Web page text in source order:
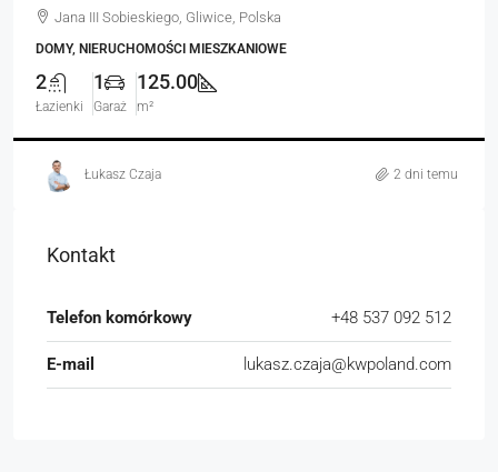
Jana III Sobieskiego, Gliwice, Polska
DOMY, NIERUCHOMOŚCI MIESZKANIOWE
2
Łazienki
1
Garaż
125.00
m²
Łukasz Czaja 2 dni temu
Kontakt
Telefon komórkowy +48 537 092 512
E-mail lukasz.czaja@kwpoland.com